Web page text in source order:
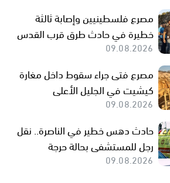
مصرع فلسطينيين وإصابة ثالثة
خطيرة في حادث طرق قرب القدس
09.08.2026
مصرع فتى جراء سقوط داخل مغارة
كيشيت في الجليل الأعلى
09.08.2026
حادث دهس خطير في الناصرة.. نقل
رجل للمستشفى بحالة حرجة
09.08.2026